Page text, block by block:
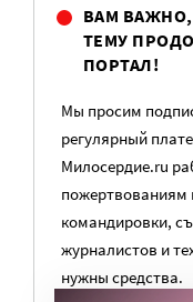
ВАМ ВАЖНО,
ТЕМУ
ПОРТАЛ!
Мы просим
регулярный
Милосердие.ru
пожертвованиям
командировки,
журналистов и
нужны средства.